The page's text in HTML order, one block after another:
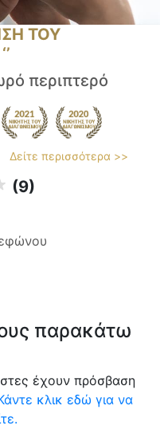
ΤΟΥ
περιπτερό
Δείτε περισσότερα >>
(9)
παρακάτω
έχουν πρόσβαση
κλικ εδώ για να